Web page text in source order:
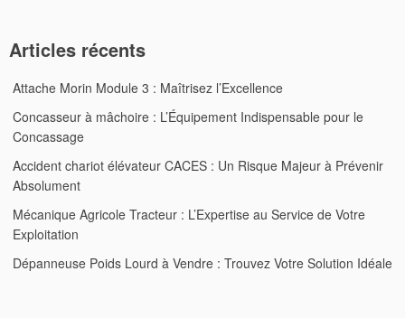
Articles récents
Attache Morin Module 3 : Maîtrisez l’Excellence
Concasseur à mâchoire : L’Équipement Indispensable pour le
Concassage
Accident chariot élévateur CACES : Un Risque Majeur à Prévenir
Absolument
Mécanique Agricole Tracteur : L’Expertise au Service de Votre
Exploitation
Dépanneuse Poids Lourd à Vendre : Trouvez Votre Solution Idéale